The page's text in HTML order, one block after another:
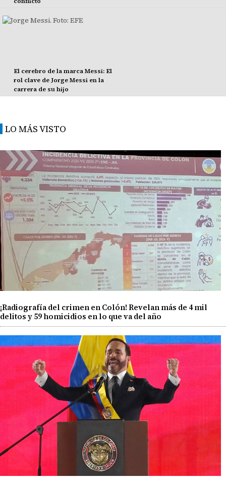
El cerebro de la marca Messi: El
rol clave de Jorge Messi en la
carrera de su hijo
LO MÁS VISTO
¡Radiografía del crimen en Colón! Revelan más de 4 mil
delitos y 59 homicidios en lo que va del año